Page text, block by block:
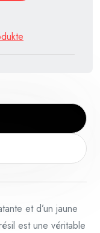
et d’un jaune
est une véritable